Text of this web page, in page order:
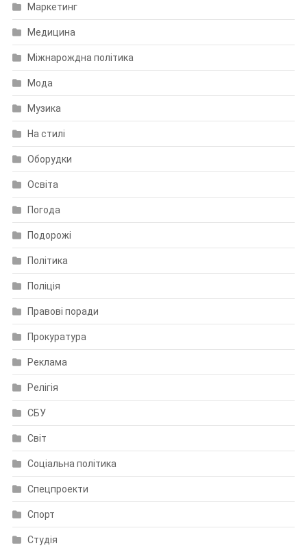
Маркетинг
Медицина
Міжнарождна політика
Мода
Музика
На стилі
Оборудки
Освіта
Погода
Подорожі
Політика
Поліція
Правові поради
Прокуратура
Реклама
Релігія
СБУ
Світ
Соціальна політика
Спецпроекти
Спорт
Студія